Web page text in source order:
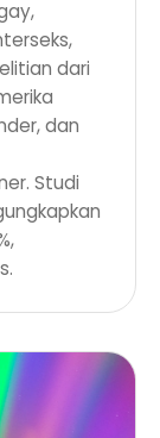
dari
dan
Studi